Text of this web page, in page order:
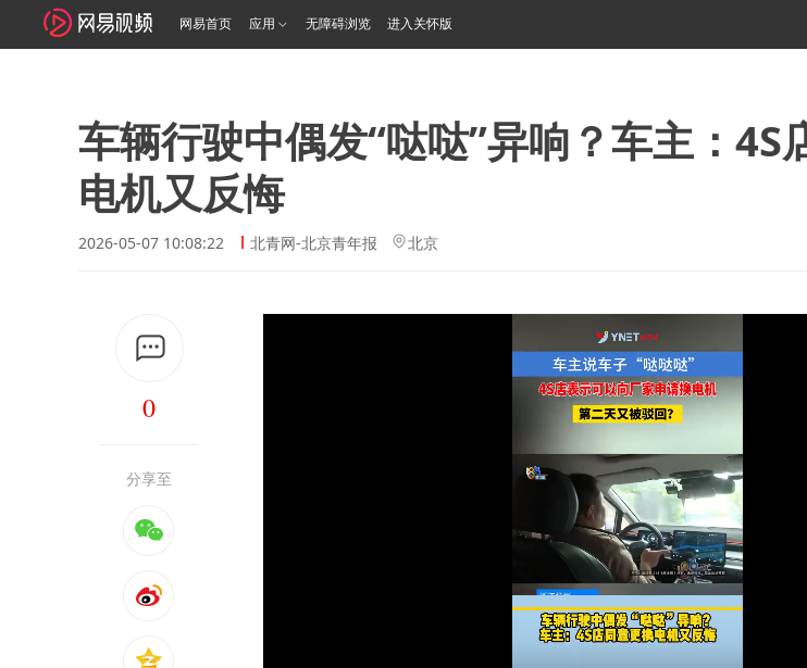
网易首页 应用 无障碍浏览 进入关怀版
车辆行驶中偶发“哒哒”异响？车主：4S
电机又反悔
2026-05-07 10:08:22 北青网-北京青年报 北京
0
分享至